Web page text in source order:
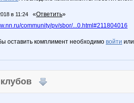
в 11:24 «Ответить»
community/pv/sbor/...0.html#211804016
оставить комплимент необходимо войти или